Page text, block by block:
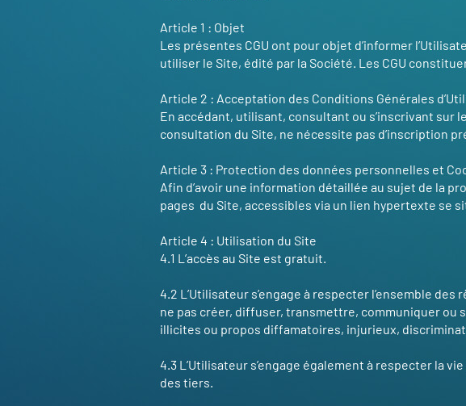
Article 1 : Objet
Les présentes CGU ont pour objet d’informer
utiliser le Site, édité par la Société. Les CGU
Article 2 : Acceptation des Conditions Générales
En accédant, utilisant, consultant ou s’inscrivant sur
consultation du Site, ne nécessite pas d’inscription
Article 3 : Protection des données personnelles et
Afin d’avoir une information détaillée au sujet de la
pages du Site, accessibles via un lien hypertexte se
Article 4 : Utilisation du Site
4.1 L’accès au Site est gratuit.
4.2 L’Utilisateur s’engage à respecter l’ensemble
ne pas créer, diffuser, transmettre, communiquer ou
illicites ou propos diffamatoires, injurieux,
4.3 L’Utilisateur s’engage également à respecter la
des tiers.